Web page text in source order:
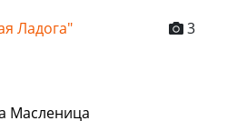
Ладога" 3